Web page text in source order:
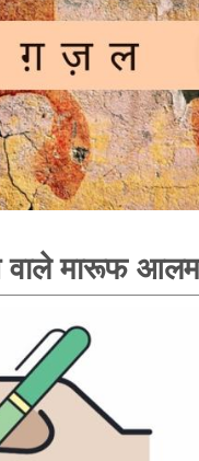
मारूफ आलम